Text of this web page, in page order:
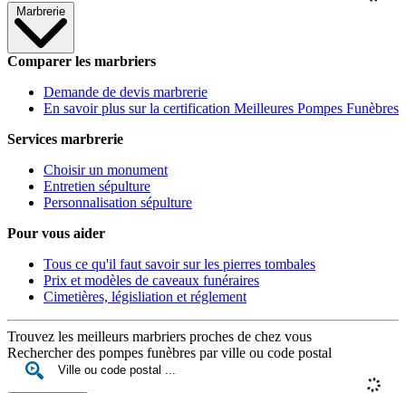
Marbrerie
Comparer les marbriers
Demande de devis marbrerie
En savoir plus sur la certification Meilleures Pompes Funèbres
Services marbrerie
Choisir un monument
Entretien sépulture
Personnalisation sépulture
Pour vous aider
Tous ce qu'il faut savoir sur les pierres tombales
Prix et modèles de caveaux funéraires
Cimetières, législiation et réglement
Trouvez les meilleurs marbriers proches de chez vous
Rechercher des pompes funèbres par ville ou code postal